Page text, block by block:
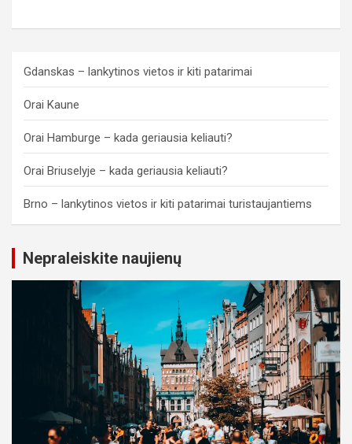
Gdanskas – lankytinos vietos ir kiti patarimai
Orai Kaune
Orai Hamburge – kada geriausia keliauti?
Orai Briuselyje – kada geriausia keliauti?
Brno – lankytinos vietos ir kiti patarimai turistaujantiems
Nepraleiskite naujienų